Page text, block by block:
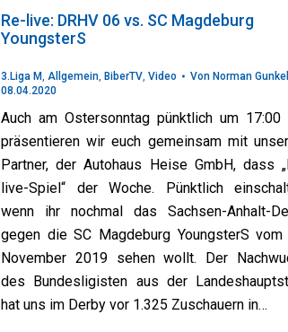
Re-live: DRHV 06 vs. SC Magdeburg
YoungsterS
3.Liga M, Allgemein, BiberTV, Video Von Norman Gunkel
08.04.2020
Auch am Ostersonntag pünktlich um 17:00
präsentieren wir euch gemeinsam mit
Partner, der Autohaus Heise GmbH, dass
live-Spiel“ der Woche. Pünktlich
wenn ihr nochmal das Sachsen-Anhalt-
gegen die SC Magdeburg YoungsterS vom
November 2019 sehen wollt. Der
des Bundesligisten aus der
hat uns im Derby vor 1.325 Zuschauern in…